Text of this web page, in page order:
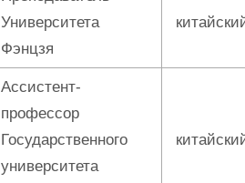
Университета
Фэнцзя
Ассистент-
профессор
Государственного
университета